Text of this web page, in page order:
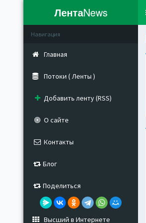
ЛентаNews
Навигация
Главная
Потоки ( Ленты )
Добавить ленту (RSS)
О сайте
Контакты
Блог
Поделиться
Высший в Интернете